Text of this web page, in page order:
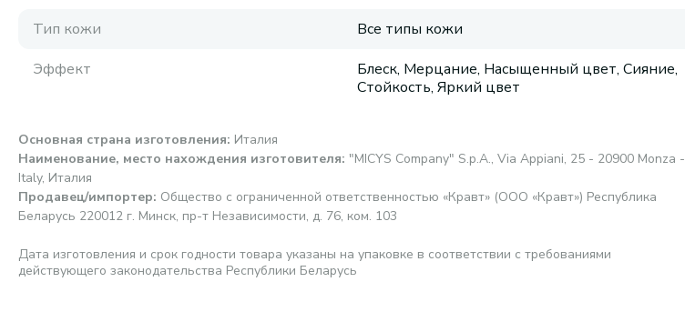
Тип кожи
Все типы кожи
Эффект
Блеск, Мерцание, Насыщенный цвет, Сияние,
Стойкость, Яркий цвет
Основная страна изготовления: Италия
Наименование, место нахождения изготовителя: "MICYS Company" S.p.A., Via Appiani, 25 - 20900 Monza -
Italy, Италия
Продавец/импортер: Общество с ограниченной ответственностью «Кравт» (ООО «Кравт») Республика
Беларусь 220012 г. Минск, пр-т Независимости, д. 76, ком. 103
Дата изготовления и срок годности товара указаны на упаковке в соответствии с требованиями
действующего законодательства Республики Беларусь